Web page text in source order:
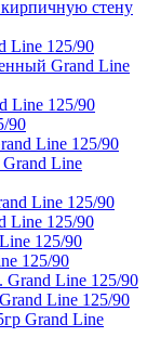
стену
Line 125/90
Grand Line
Line 125/90
90
Line 125/90
Line
Line 125/90
Line 125/90
125/90
125/90
Line 125/90
Line 125/90
Grand Line